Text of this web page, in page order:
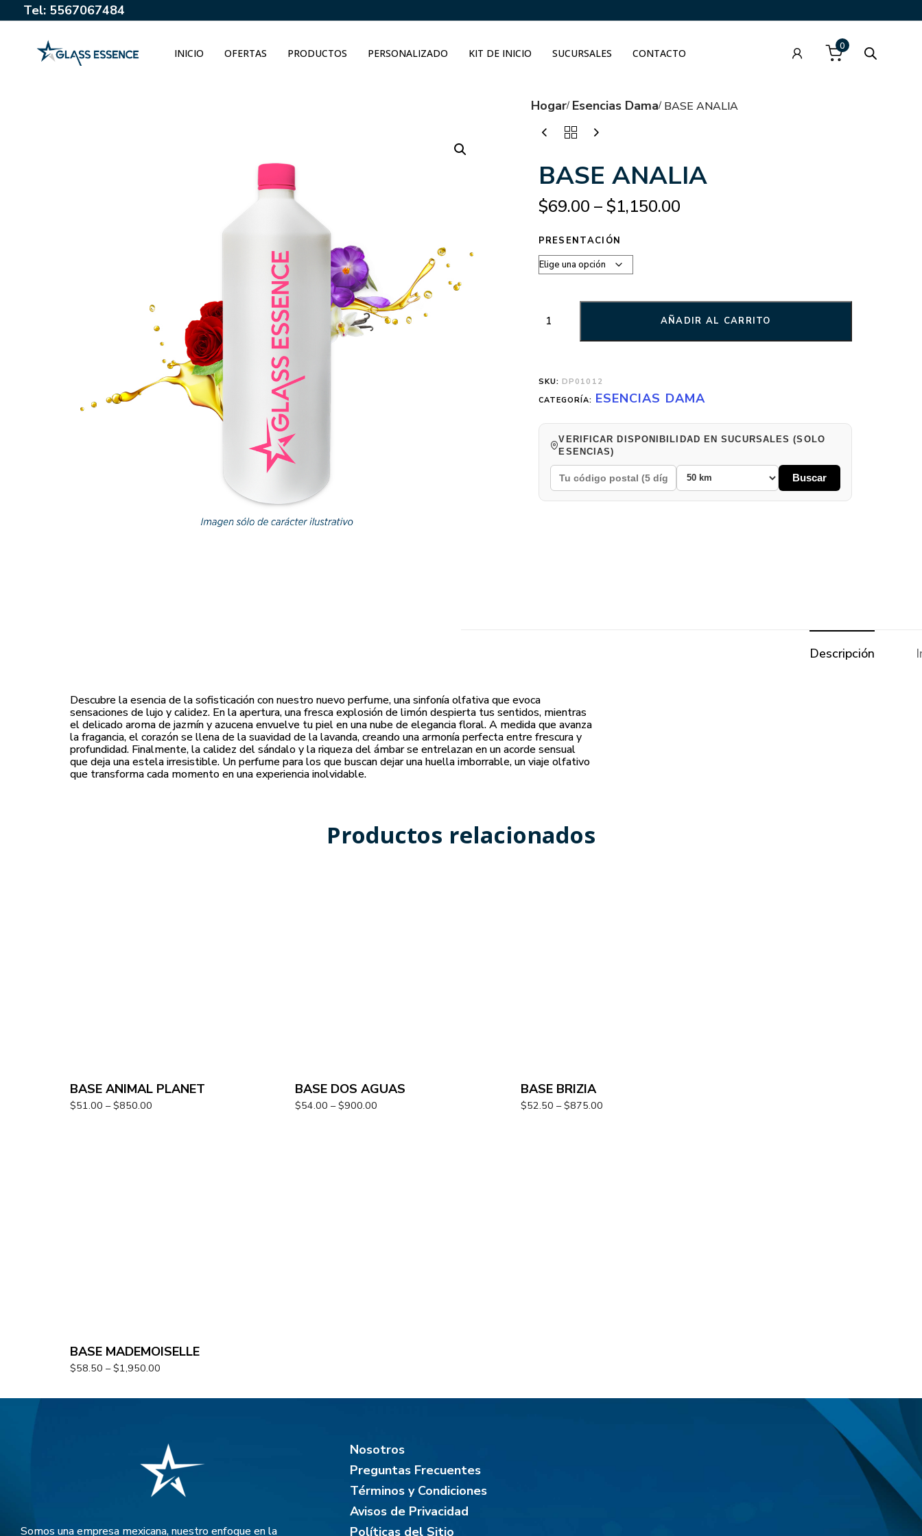
Tel: 5567067484
INICIO OFERTAS PRODUCTOS PERSONALIZADO KIT DE INICIO SUCURSALES CONTACTO
0
Hogar Esencias Dama BASE ANALIA
BASE ANALIA
$69.00 – $1,150.00
PRESENTACIÓN
AÑADIR AL CARRITO
SKU: DP01012
CATEGORÍA: ESENCIAS DAMA
VERIFICAR DISPONIBILIDAD EN SUCURSALES (SOLO
ESENCIAS)
Buscar
Descripción
Descubre la esencia de la sofisticación con nuestro nuevo perfume, una sinfonía olfativa que evoca
sensaciones de lujo y calidez. En la apertura, una fresca explosión de limón despierta tus sentidos, mientras
el delicado aroma de jazmín y azucena envuelve tu piel en una nube de elegancia floral. A medida que avanza
la fragancia, el corazón se llena de la suavidad de la lavanda, creando una armonía perfecta entre frescura y
profundidad. Finalmente, la calidez del sándalo y la riqueza del ámbar se entrelazan en un acorde sensual
que deja una estela irresistible. Un perfume para los que buscan dejar una huella imborrable, un viaje olfativo
que transforma cada momento en una experiencia inolvidable.
Productos relacionados
BASE ANIMAL PLANET
$51.00 – $850.00
BASE DOS AGUAS
$54.00 – $900.00
BASE BRIZIA
$52.50 – $875.00
BASE MADEMOISELLE
$58.50 – $1,950.00
Somos una empresa mexicana, nuestro enfoque en la
Nosotros
Preguntas Frecuentes
Términos y Condiciones
Avisos de Privacidad
Políticas del Sitio